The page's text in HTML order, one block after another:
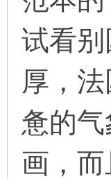
试看
厚，
惫的
画，